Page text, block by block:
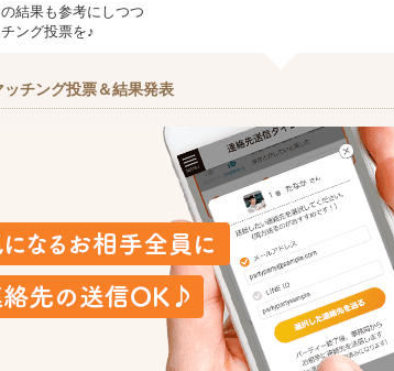
の結果も参考にしつつ
ング投票を♪
ッチング投票＆結果発表